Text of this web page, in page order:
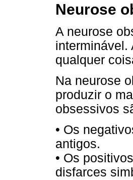
Neurose
A neurose
interminável.
qualquer
Na neurose
produzir o
obsessivos
• Os
antigos.
• Os
disfarces